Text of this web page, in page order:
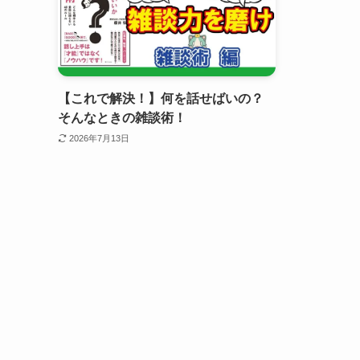
【これで解決！】何を話せばいの？
そんなときの雑談術！
2026年7月13日